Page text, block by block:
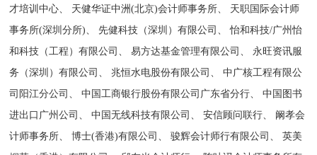
才培训中心、 天健华证中洲(北京)会计师事务所、 天职国际会计师
事务所(深圳分所)、 先健科技（深圳）有限公司、 怡和科技/广州怡
和科技（工程）有限公司、 易方达基金管理有限公司、 永旺资讯服
务（深圳）有限公司、 兆恒水电股份有限公司、 中广核工程有限公
司阳江分公司、 中国工商银行股份有限公司广东省分行、 中国图书
进出口广州公司、 中国无线科技有限公司、 安信顾问联行、 阚孝会
计师事务所、 博士(香港)有限公司、 骏辉会计师行有限公司、 英美